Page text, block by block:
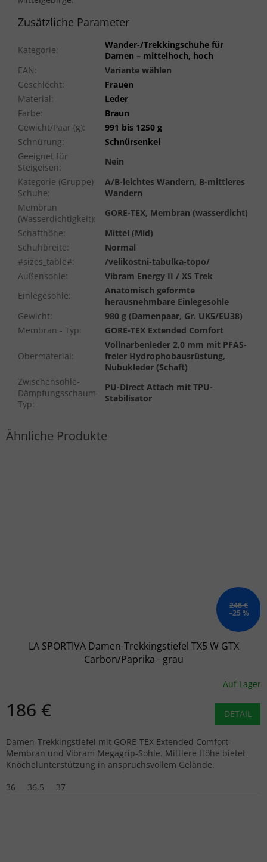
Zusätzliche Parameter
Kategorie:
Wander-/Trekkingschuhe für
Damen – mittelhoch, hoch
EAN:
Variante wählen
Geschlecht:
Frauen
Material:
Leder
Farbe:
Braun
Gewicht/Paar (g):
991 bis 1250 g
Schnürung:
Schnürsenkel
Geeignet für
Steigeisen:
Nein
Kategorie (Gruppe)
Schuhe:
A/B-leichtes Wandern, B-mittleres
Wandern
Membran
(Wasserdichtigkeit):
GORE-TEX, Membran (wasserdicht)
Schafthöhe:
Mittel (Mid)
Schuhbreite:
Normal
#sizes_table#:
/velikostni-tabulka-topo/
Außensohle:
Vibram Energy II / XS Trek
Einlegesohle:
Anatomisch geformte
herausnehmbare Einlegesohle
Gewicht:
980 g (Damenpaar, Gr. UK5/EU38)
Membran - Typ: GORE-TEX Extended Comfort
Obermaterial:
Vollnarbenleder 2,0 mm mit PFAS-
freier Hydrophobausrüstung,
Nubukleder (Schaft)
Zwischensohle-
Dämpfungsschaum-
Typ:
PU-Direct Attach mit TPU-
Stabilisator
248 €
–25 %
LA SPORTIVA Damen-Trekkingstiefel TX5 W GTX
Carbon/Paprika - grau
Auf Lager
186 € DETAIL
Damen-Trekkingstiefel mit GORE-TEX Extended Comfort-
Membran und Vibram Megagrip-Sohle. Mittlere Höhe bietet
Knöchelunterstützung in anspruchsvollem Gelände.
36
36,5 37